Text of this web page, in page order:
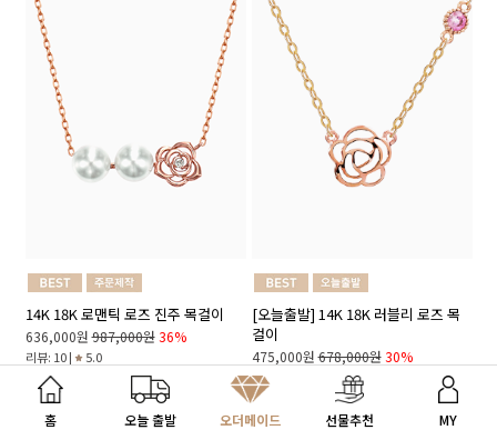
14K 18K 로맨틱 로즈 진주 목걸이
636,000원 987,000원 36%
리뷰: 10 | 5.0
[오늘출발] 14K 18K 러블리 로즈 목
걸이
475,000원 678,000원 30%
리뷰: 12 |
내게 맞는 선물 찾기
홈 오늘 출발 오더메이드 선물추천 MY